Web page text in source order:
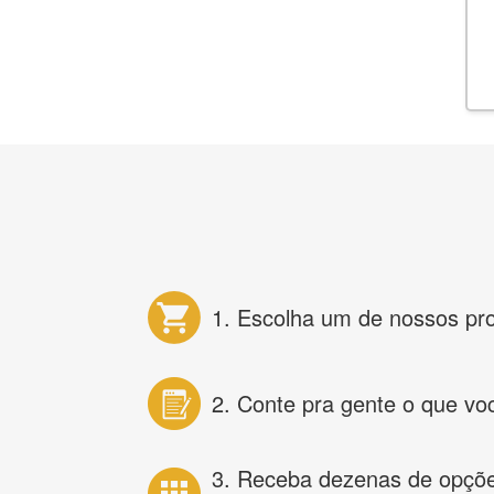
1. Escolha um de nossos
2. Conte pra gente o que
3. Receba dezenas de